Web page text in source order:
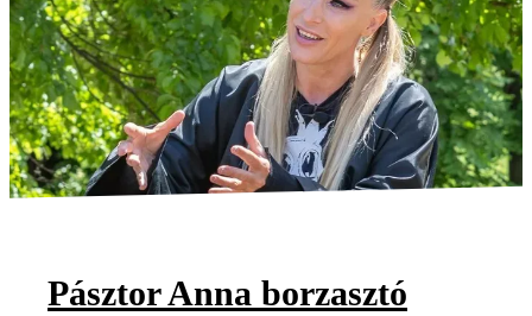
Pásztor Anna borzasztó